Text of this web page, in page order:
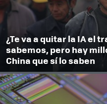
¿Te va a quitar la IA el
sabemos, pero hay
China que sí lo saben